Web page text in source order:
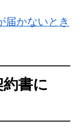
届かないとき
書に